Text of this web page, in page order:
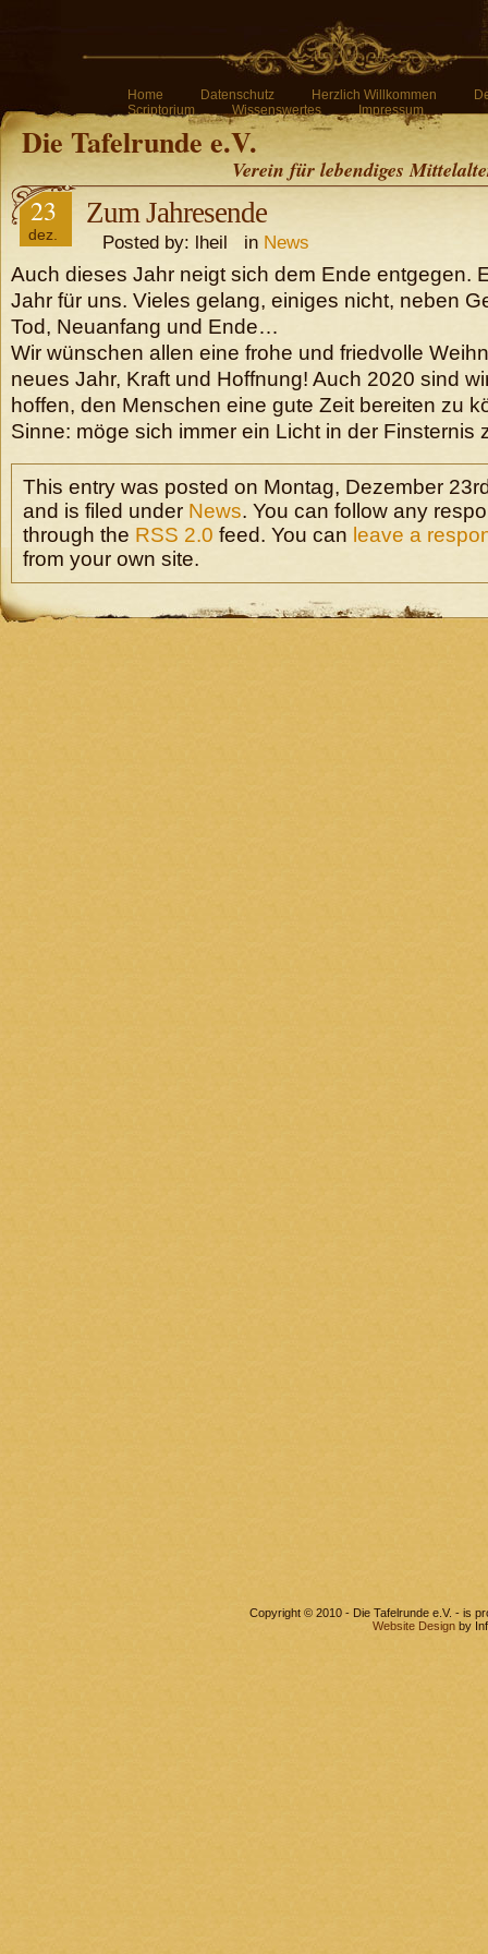
Home Datenschutz Herzlich Willkommen
Scriptorium
Wissenswertes Impressum
Die Tafelrunde e.V.
Verein für lebendiges
23
dez.
Zum Jahresende
Posted by: lheil in News
Auch dieses Jahr neigt sich dem Ende entgegen.
Jahr für uns. Vieles gelang, einiges nicht, neben
Tod, Neuanfang und Ende…
Wir wünschen allen eine frohe und friedvolle
neues Jahr, Kraft und Hoffnung! Auch 2020 sind
hoffen, den Menschen eine gute Zeit bereiten zu
Sinne: möge sich immer ein Licht in der Finsternis
This entry was posted on Montag, Dezember
and is filed under News. You can follow any
through the RSS 2.0 feed. You can leave a
from your own site.
Copyright © 2010 - Die Tafelrunde e.V. - is
Website Design by